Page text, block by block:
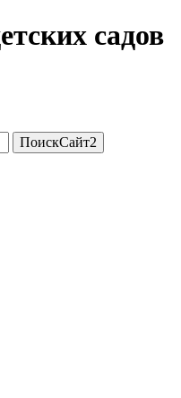
садов
ПоискСайт2